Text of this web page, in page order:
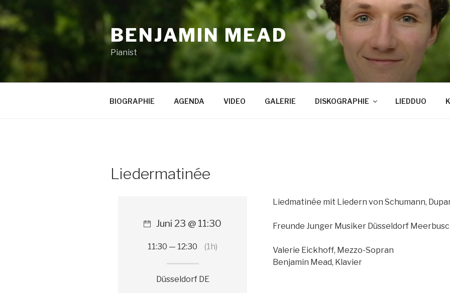
Zum
Inhalt
springen
BENJAMIN MEAD
Pianist
BIOGRAPHIE AGENDA VIDEO GALERIE DISKOGRAPHIE LIEDDUO
Liedermatinée
Liedmatinée mit Liedern von Schumann,
Freunde Junger Musiker Düsseldorf
Valerie Eickhoff, Mezzo-Sopran
Benjamin Mead, Klavier
Juni 23 @ 11:30
11:30 — 12:30 (1h)
Düsseldorf DE